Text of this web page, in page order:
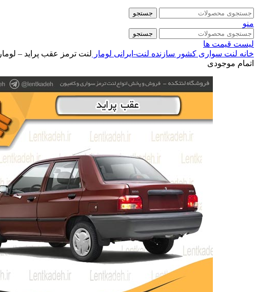
جستجو
منو
جستجو
لیست قیمت ها
خانه لنت سواری کشور سازنده لنت-ایرانی لومار لنت ترمز عقب پراید – لومار
اتمام موجودی